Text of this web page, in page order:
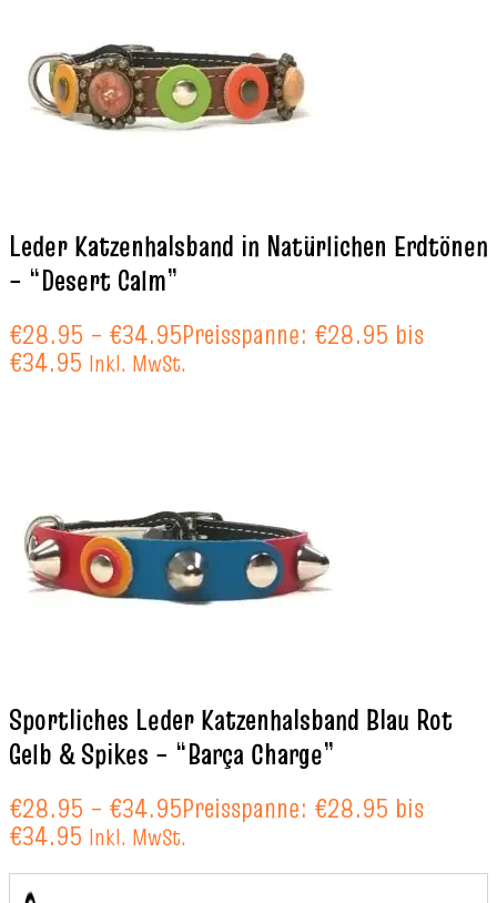
Leder Katzenhalsband in Natürlichen Erdtönen
– “Desert Calm”
€28.95 – €34.95Preisspanne: €28.95 bis
€34.95 Inkl. MwSt.
Sportliches Leder Katzenhalsband Blau Rot
Gelb & Spikes – “Barça Charge”
€28.95 – €34.95Preisspanne: €28.95 bis
€34.95 Inkl. MwSt.